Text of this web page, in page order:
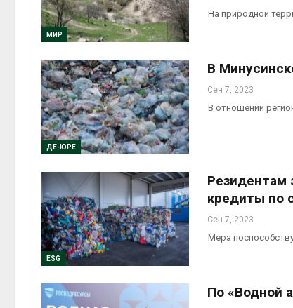
МИР
На природной
ДЕ-ЮРЕ
В
Сен 7, 2023
В отношении
ESG
Резидентам
кредиты по
Сен 7, 2023
Мера
По «Водной